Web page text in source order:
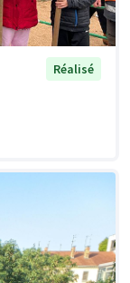
Réalisé